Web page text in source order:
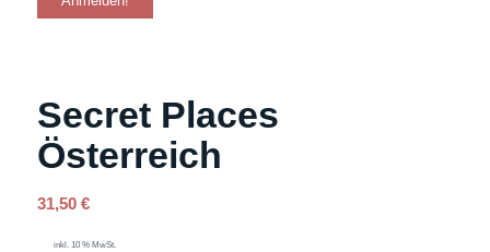
Secret Places
Österreich
31,50 €
inkl. 10 % MwSt.